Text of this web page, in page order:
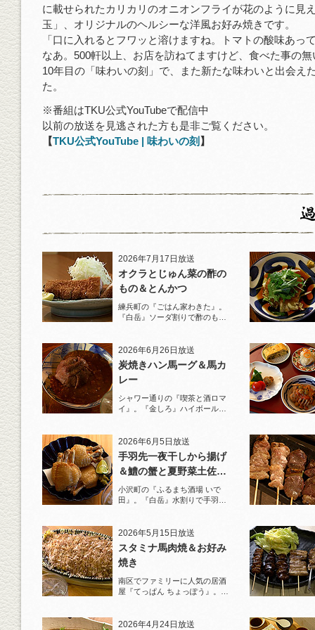
に載せられたカリカリのオニオンフライが花のように見
玉」、オリジナルのヘルシーな洋風お好み焼きです。
「口に入れるとフワッと溶けますね。トマトの酸味あっ
なあ。500軒以上、お店を訪ねてますけど、食べた事の
10年目の「味わいの刻」で、また新たな味わいと出会え
た。
※番組はTKU公式YouTubeで配信中
以前の放送を見逃された方も是非ご覧ください。
【TKU公式YouTube | 味わいの刻 】
2026年7月17日放送
オクラとじゅん菜の酢の
もの＆とんかつ
練兵町の『ごはん家わきた』。
『白岳』ソーダ割りで酢のもの
2026年6月26日放送
炭焼きハン馬ーグ＆馬カ
レー
シャワー通りの『喫茶と酒ロマ
イ』。『金しろ』ハイボールで
2026年6月5日放送
手羽先一夜干しから揚げ
＆鱧の蟹と夏野菜土佐酢
ジュレがけ
小沢町の『ふるまち酒場 いで
田』。『白岳』水割りで手羽先
2026年5月15日放送
スタミナ馬肉焼＆お好み
焼き
南区でファミリーに人気の居酒
屋『てっぱん ちょっぽう』。王
2026年4月24日放送